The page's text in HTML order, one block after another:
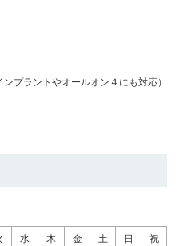
プラントやオールオン４にも対応）
水 木 金 土 日 祝